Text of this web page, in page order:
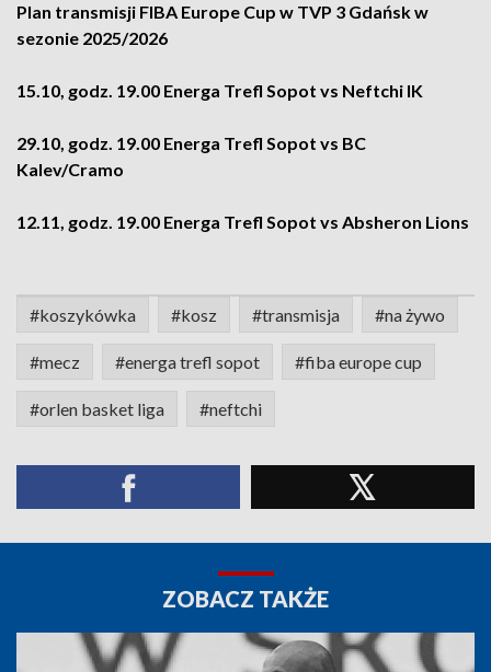
Plan transmisji FIBA Europe Cup w TVP 3 Gdańsk w
sezonie 2025/2026
15.10, godz. 19.00 Energa Trefl Sopot vs Neftchi IK
29.10, godz. 19.00 Energa Trefl Sopot vs BC
Kalev/Cramo
12.11, godz. 19.00 Energa Trefl Sopot vs Absheron Lions
#koszykówka #kosz #transmisja #na żywo
#mecz #energa trefl sopot #fiba europe cup
#orlen basket liga #neftchi
ZOBACZ TAKŻE